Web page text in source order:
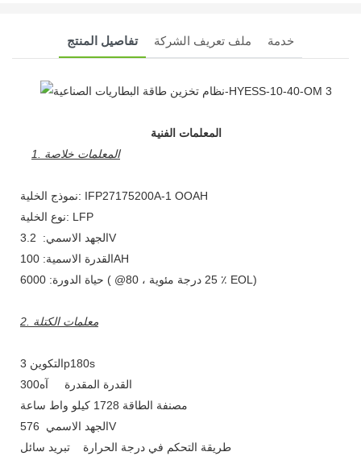
تفاصيل المنتج ملف تعريف الشركة خدمة
المعلمات الفنية
1. المعلمات خلاصة
نموذج الخلية: IFP27175200A-1 OOAH
نوع الخلية: LFP
الجهد الاسمي: 3.2V
القدرة الاسمية: 100AH
حياة الدورة: 6000 ( @25 درجة مئوية ، 80 ٪ EOL)
2. معلمات الكتلة
التكوين 3p180s
القدرة المقدرة آه300
مصنفة الطاقة 1728 كيلو واط ساعة
الجهد الاسمي 576V
طريقة التحكم في درجة الحرارة تبريد سائل